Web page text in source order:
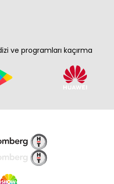
ve programları kaçırma